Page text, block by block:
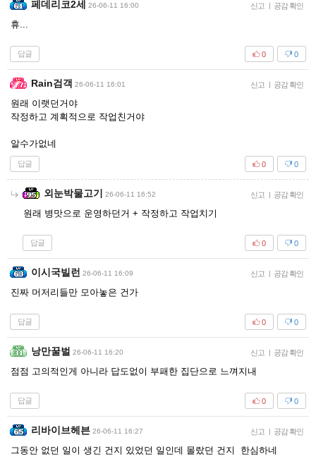
페데리코2세 26-06-11 16:00 신고 | 공감 확인
휴...
답글 0
0
Rain검객 26-06-11 16:01 신고 | 공감 확인
원래 이랫던거야
작정하고 계획적으로 작업친거야
알수가없네
답글 0
0
외눈박물고기 26-06-11 16:52 신고 | 공감 확인
원래 병맛으로 운영하던거 + 작정하고 작업치기
답글 0
0
이시국빌런 26-06-11 16:09 신고 | 공감 확인
진짜 머저리들만 모아놓은 건가
답글 0
0
낭만꿀벌 26-06-11 16:20 신고 | 공감 확인
점점 고의적인게 아니라 답도없이 부패한 집단으로 느껴지내
답글 0
0
리바이브헤븐 26-06-11 16:27 신고 | 공감 확인
그동안 없던 일이 생긴 건지 있었던 일인데 몰랐던 건지 한심하네